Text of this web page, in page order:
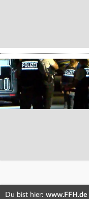
Du bist hier: www.FFH.de